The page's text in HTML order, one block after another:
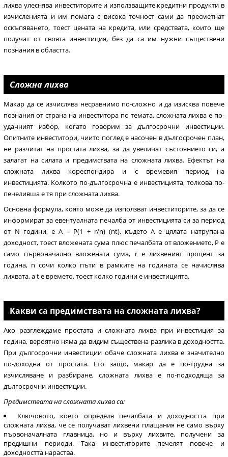
лихва улеснява инвеститорите и използващите кредитни продукти в
изчисленията и им помага с висока точност сами да пресметнат
оскъпяването, тоест цената на кредита, или средствата, които ще
получат от своята инвестиция, без да са им нужни съществени
познания в областта.
Сложна лихва
Макар да се изчислява несравнимо по-сложно и да изисква повече
познания от страна на инвеститора по темата, сложната лихва е по-
удачният избор, когато говорим за дългосрочни инвестиции.
Опитните инвеститори, чиито поглед е насочен в дългосрочен план,
не разчитат на простата лихва, за да увеличат състоянието си, а
залагат на силата и предимствата на сложната лихва. Ефектът на
сложната лихва кореспондира и с времевия период на
инвестицията. Колкото по-дългосрочна е инвестицията, толкова по-
печеливша е тя при сложната лихва.
Основна формула, която може да използват инвеститорите, за да се
информират за евентуалната печалба от инвестицията си за период
от N години, е A = P(1 + r/n) (nt), където А е цялата натрупана
доходност, тоест вложената сума плюс печалбата от вложението, P е
само първоначално вложената сума, r е лихвеният процент за
година, n сочи колко пъти в рамките на годината се начислява
лихвата, а t е времето, тоест колко години е инвестицията.
Какви са предимствата на сложната лихва?
Ако разглеждаме простата и сложната лихва при инвестиция за
година, вероятно няма да видим съществена разлика в доходността.
При дългосрочни инвестиции обаче сложната лихва е значително
по-доходна от простата. Ето защо, макар да е по-трудна за
изчисляване и разбиране, сложната лихва е по-подходяща за
дългосрочни инвестиции.
Предимствата на сложната лихва са:
Ключовото, което определя печалбата и доходността при
сложната лихва, че се получават лихвени плащания не само върху
първоначалната главница, но и върху лихвите, получени за
предишни периоди. Така инвеститорите печелят повече и
доходността нараства.